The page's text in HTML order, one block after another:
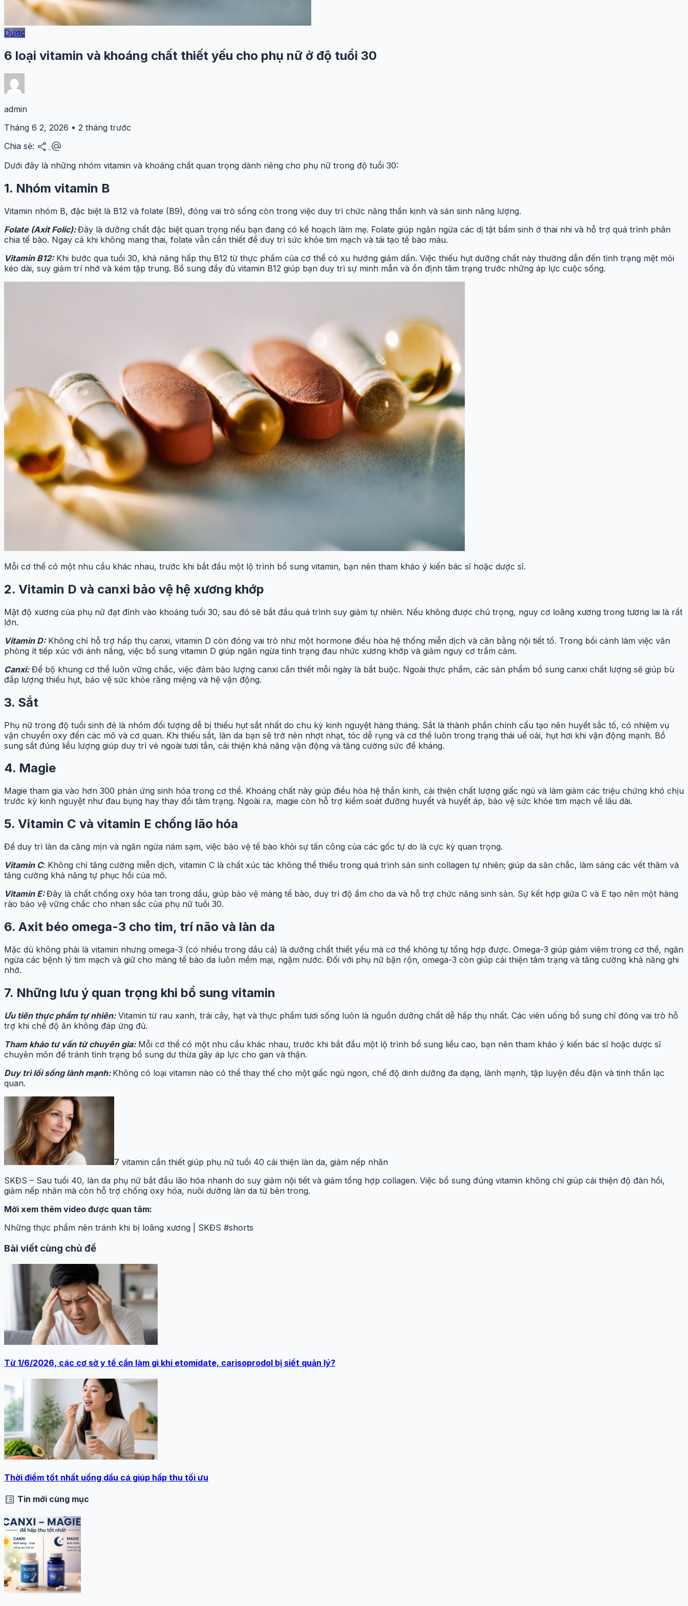
Dược
6 loại vitamin và khoáng chất thiết yếu cho phụ nữ ở độ tuổi 30
admin
Tháng 6 2, 2026 • 2 tháng trước
Chia sẻ: share alternate_email
Dưới đây là những nhóm vitamin và khoáng chất quan trọng dành riêng cho phụ nữ trong độ tuổi 30:
1. Nhóm vitamin B
Vitamin nhóm B, đặc biệt là B12 và folate (B9), đóng vai trò sống còn trong việc duy trì chức năng thần kinh và sản sinh năng lượng.
Folate (Axit Folic):Đây là dưỡng chất đặc biệt quan trọng nếu bạn đang có kế hoạch làm mẹ. Folate giúp ngăn ngừa các dị tật bẩm sinh ở thai nhi và hỗ trợ quá trình phân
chia tế bào. Ngay cả khi không mang thai, folate vẫn cần thiết để duy trì sức khỏe tim mạch và tái tạo tế bào máu.
Vitamin B12:Khi bước qua tuổi 30, khả năng hấp thụ B12 từ thực phẩm của cơ thể có xu hướng giảm dần. Việc thiếu hụt dưỡng chất này thường dẫn đến tình trạng mệt mỏi
kéo dài, suy giảm trí nhớ và kém tập trung. Bổ sung đầy đủ vitamin B12 giúp bạn duy trì sự minh mẫn và ổn định tâm trạng trước những áp lực cuộc sống.
Mỗi cơ thể có một nhu cầu khác nhau, trước khi bắt đầu một lộ trình bổ sung vitamin, bạn nên tham khảo ý kiến bác sĩ hoặc dược sĩ.
2. Vitamin D và canxi bảo vệ hệ xương khớp
Mật độ xương của phụ nữ đạt đỉnh vào khoảng tuổi 30, sau đó sẽ bắt đầu quá trình suy giảm tự nhiên. Nếu không được chú trọng, nguy cơ loãng xương trong tương lai là rất
lớn.
Vitamin D:Không chỉ hỗ trợ hấp thụ canxi, vitamin D còn đóng vai trò như một hormone điều hòa hệ thống miễn dịch và cân bằng nội tiết tố. Trong bối cảnh làm việc văn
phòng ít tiếp xúc với ánh nắng, việc bổ sung vitamin D giúp ngăn ngừa tình trạng đau nhức xương khớp và giảm nguy cơ trầm cảm.
Canxi:Để bộ khung cơ thể luôn vững chắc, việc đảm bảo lượng canxi cần thiết mỗi ngày là bắt buộc. Ngoài thực phẩm, các sản phẩm bổ sung canxi chất lượng sẽ giúp bù
đắp lượng thiếu hụt, bảo vệ sức khỏe răng miệng và hệ vận động.
3. Sắt
Phụ nữ trong độ tuổi sinh đẻ là nhóm đối tượng dễ bị thiếu hụt sắt nhất do chu kỳ kinh nguyệt hàng tháng. Sắt là thành phần chính cấu tạo nên huyết sắc tố, có nhiệm vụ
vận chuyển oxy đến các mô và cơ quan. Khi thiếu sắt, làn da bạn sẽ trở nên nhợt nhạt, tóc dễ rụng và cơ thể luôn trong trạng thái uể oải, hụt hơi khi vận động mạnh. Bổ
sung sắt đúng liều lượng giúp duy trì vẻ ngoài tươi tắn, cải thiện khả năng vận động và tăng cường sức đề kháng.
4. Magie
Magie tham gia vào hơn 300 phản ứng sinh hóa trong cơ thể. Khoáng chất này giúp điều hòa hệ thần kinh, cải thiện chất lượng giấc ngủ và làm giảm các triệu chứng khó chịu
trước kỳ kinh nguyệt như đau bụng hay thay đổi tâm trạng. Ngoài ra, magie còn hỗ trợ kiểm soát đường huyết và huyết áp, bảo vệ sức khỏe tim mạch về lâu dài.
5. Vitamin C và vitamin E chống lão hóa
Để duy trì làn da căng mịn và ngăn ngừa nám sạm, việc bảo vệ tế bào khỏi sự tấn công của các gốc tự do là cực kỳ quan trọng.
Vitamin C: Không chỉ tăng cường miễn dịch, vitamin C là chất xúc tác không thể thiếu trong quá trình sản sinh collagen tự nhiên; giúp da săn chắc, làm sáng các vết thâm và
tăng cường khả năng tự phục hồi của mô.
Vitamin E:Đây là chất chống oxy hóa tan trong dầu, giúp bảo vệ màng tế bào, duy trì độ ẩm cho da và hỗ trợ chức năng sinh sản. Sự kết hợp giữa C và E tạo nên một hàng
rào bảo vệ vững chắc cho nhan sắc của phụ nữ tuổi 30.
6. Axit béo omega-3 cho tim, trí não và làn da
Mặc dù không phải là vitamin nhưng omega-3 (có nhiều trong dầu cá) là dưỡng chất thiết yếu mà cơ thể không tự tổng hợp được. Omega-3 giúp giảm viêm trong cơ thể, ngăn
ngừa các bệnh lý tim mạch và giữ cho màng tế bào da luôn mềm mại, ngậm nước. Đối với phụ nữ bận rộn, omega-3 còn giúp cải thiện tâm trạng và tăng cường khả năng ghi
nhớ.
7. Những lưu ý quan trọng khi bổ sung vitamin
Ưu tiên thực phẩm tự nhiên:Vitamin từ rau xanh, trái cây, hạt và thực phẩm tươi sống luôn là nguồn dưỡng chất dễ hấp thụ nhất. Các viên uống bổ sung chỉ đóng vai trò hỗ
trợ khi chế độ ăn không đáp ứng đủ.
Tham khảo tư vấn từ chuyên gia:Mỗi cơ thể có một nhu cầu khác nhau, trước khi bắt đầu một lộ trình bổ sung liều cao, bạn nên tham khảo ý kiến bác sĩ hoặc dược sĩ
chuyên môn để tránh tình trạng bổ sung dư thừa gây áp lực cho gan và thận.
Duy trì lối sống lành mạnh: Không có loại vitamin nào có thể thay thế cho một giấc ngủ ngon, chế độ dinh dưỡng đa dạng, lành mạnh, tập luyện đều đặn và tinh thần lạc
quan.
7 vitamin cần thiết giúp phụ nữ tuổi 40 cải thiện làn da, giảm nếp nhăn
SKĐS – Sau tuổi 40, làn da phụ nữ bắt đầu lão hóa nhanh do suy giảm nội tiết và giảm tổng hợp collagen. Việc bổ sung đúng vitamin không chỉ giúp cải thiện độ đàn hồi,
giảm nếp nhăn mà còn hỗ trợ chống oxy hóa, nuôi dưỡng làn da từ bên trong.
Mời xem thêm video được quan tâm:
Những thực phẩm nên tránh khi bị loãng xương | SKĐS #shorts
Bài viết cùng chủ đề
Từ 1/6/2026, các cơ sở y tế cần làm gì khi etomidate, carisoprodol bị siết quản lý?
Thời điểm tốt nhất uống dầu cá giúp hấp thu tối ưu
list_alt Tin mới cùng mục